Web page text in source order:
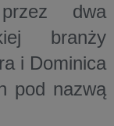
przez dwa
branży
i Dominica
pod nazwą